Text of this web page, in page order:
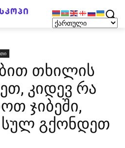
თხილის
კიდევ რა
ჯიბეში,
გქონდეთ